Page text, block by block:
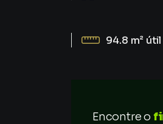
94.8 m² útil
Encontre o